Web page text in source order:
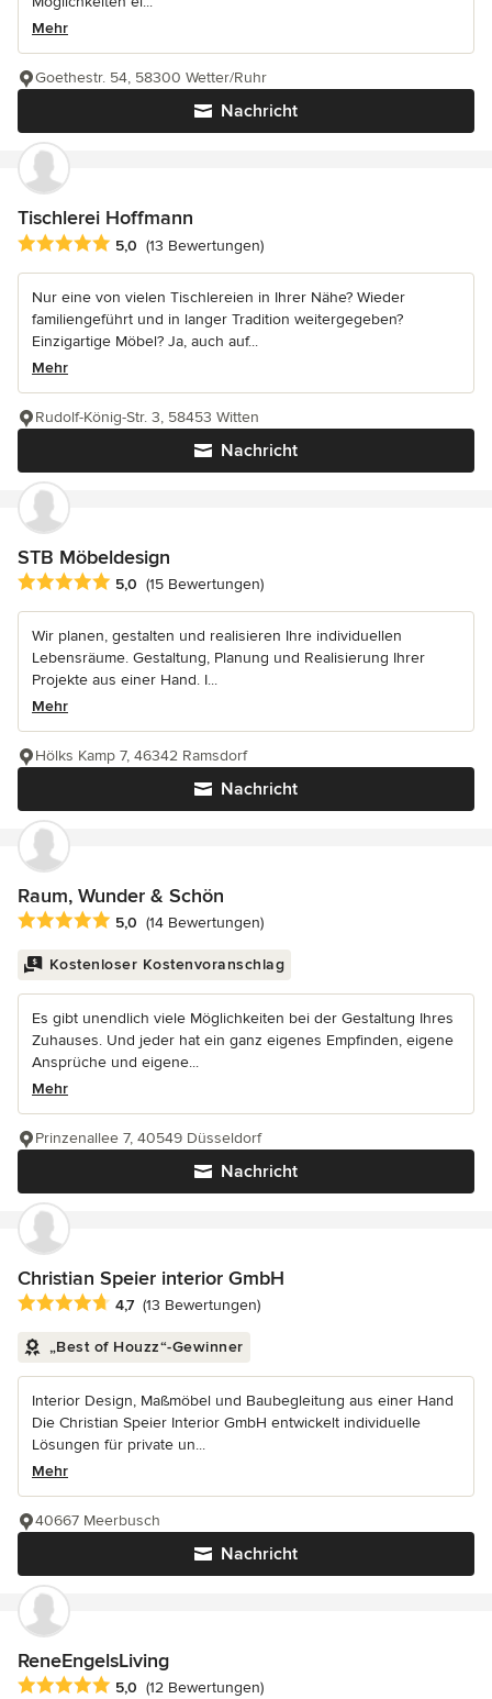
Mehr
Nachricht
Goethestr. 54, 58300 Wetter/Ruhr
Tischlerei Hoffmann
Durchschnittliche Bewertung: 5 von 5 Sternen
5,0 (13 Bewertungen)
Nur eine von vielen Tischlereien in Ihrer Nähe? Wieder
familiengeführt und in langer Tradition weitergegeben?
Einzigartige Möbel? Ja, auch auf...
Mehr
Nachricht
Rudolf-König-Str. 3, 58453 Witten
STB Möbeldesign
Durchschnittliche Bewertung: 5 von 5 Sternen
5,0 (15 Bewertungen)
Wir planen, gestalten und realisieren Ihre individuellen
Lebensräume. Gestaltung, Planung und Realisierung Ihrer
Projekte aus einer Hand. I...
Mehr
Nachricht
Hölks Kamp 7, 46342 Ramsdorf
Raum, Wunder & Schön
Durchschnittliche Bewertung: 5 von 5 Sternen
5,0 (14 Bewertungen)
Kostenloser Kostenvoranschlag
Es gibt unendlich viele Möglichkeiten bei der Gestaltung Ihres
Zuhauses. Und jeder hat ein ganz eigenes Empfinden, eigene
Ansprüche und eigene...
Mehr
Nachricht
Prinzenallee 7, 40549 Düsseldorf
Christian Speier interior GmbH
Durchschnittliche Bewertung: 4.7 von 5 Sternen
4,7 (13 Bewertungen)
„Best of Houzz“-Gewinner
Interior Design, Maßmöbel und Baubegleitung aus einer Hand
Die Christian Speier Interior GmbH entwickelt individuelle
Lösungen für private un...
Mehr
Nachricht
40667 Meerbusch
ReneEngelsLiving
Durchschnittliche Bewertung: 5 von 5 Sternen
5,0 (12 Bewertungen)